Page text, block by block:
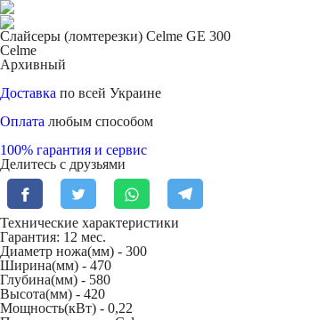
Слайсеры (ломтерезки) Celme GE 300
Celme
Архивный
Доставка по всей Украине
Оплата любым способом
100% гарантия и сервис
Делитесь с друзьями
Технические характеристики
Гарантия: 12 мес.
Диаметр ножа(мм) - 300
Ширина(мм) - 470
Глубина(мм) - 580
Высота(мм) - 420
Мощность(кВт) - 0,22